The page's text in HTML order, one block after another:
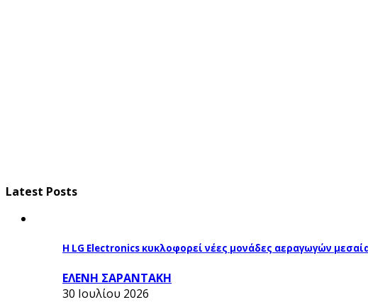
Latest Posts
Η LG Electronics κυκλοφορεί νέες μονάδες αεραγωγών
ΕΛΕΝΗ ΣΑΡΑΝΤΑΚΗ
30 Ιουλίου 2026